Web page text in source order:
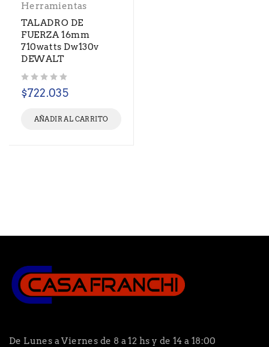
Herramientas
TALADRO DE
FUERZA 16mm
710watts Dw130v
DEWALT
$722.035
AÑADIR AL CARRITO
De Lunes a Viernes de 8 a 12 hs y de 14 a 18:00